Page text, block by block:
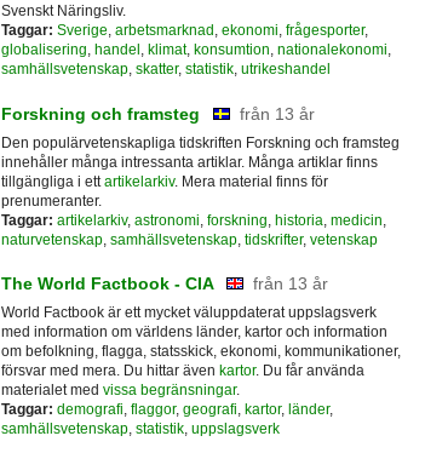
Svenskt Näringsliv.
Taggar: Sverige, arbetsmarknad , ekonomi, frågesporter,
globalisering, handel , klimat, konsumtion, nationalekonomi,
samhällsvetenskap, skatter, statistik, utrikeshandel
Forskning och framsteg från 13 år
Den populärvetenskapliga tidskriften Forskning och framsteg
innehåller många intressanta artiklar. Många artiklar finns
tillgängliga i ettartikelarkiv. Mera material finns för
prenumeranter.
Taggar: artikelarkiv, astronomi, forskning, historia, medicin,
naturvetenskap, samhällsvetenskap, tidskrifter, vetenskap
The World Factbook - CIA från 13 år
World Factbook är ett mycket väluppdaterat uppslagsverk
med information om världens länder, kartor och information
om befolkning, flagga, statsskick, ekonomi, kommunikationer,
försvar med mera. Du hittar även kartor. Du får använda
materialet med vissa begränsningar.
Taggar: demografi, flaggor, geografi, kartor, länder,
samhällsvetenskap, statistik, uppslagsverk